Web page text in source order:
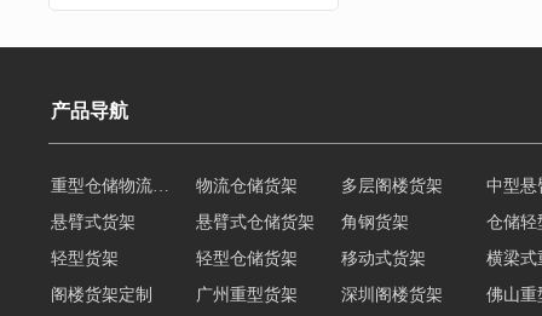
重型货架
产品导航
物流仓储货架 多层阁楼货架
中型悬
悬臂式货架
悬臂式仓储货架 角钢货架
仓储轻
轻型货架
轻型仓储货架 移动式货架
横梁式
阁楼货架定制
广州重型货架 深圳阁楼货架 佛山重